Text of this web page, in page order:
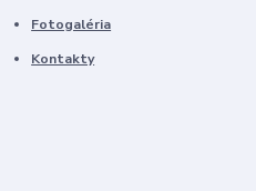
Fotogaléria
Kontakty